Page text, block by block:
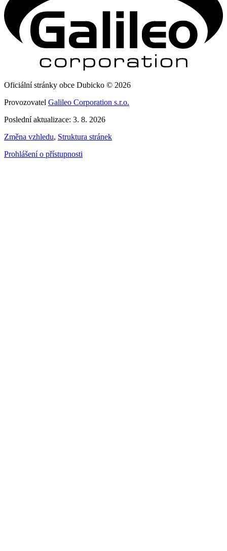
Oficiální stránky obce Dubicko © 2026
Provozovatel Galileo Corporation s.r.o.
Poslední aktualizace: 3. 8. 2026
Změna vzhledu, Struktura stránek
Prohlášení o přístupnosti